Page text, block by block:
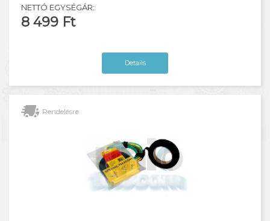
NETTÓ EGYSÉGÁR:
8 499 Ft
Details
Rendelésre